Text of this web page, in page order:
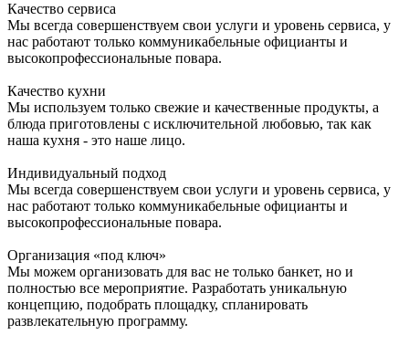
Качество сервиса
Мы всегда совершенствуем свои услуги и уровень сервиса, у
нас работают только коммуникабельные официанты и
высокопрофессиональные повара.
Качество кухни
Мы используем только свежие и качественные продукты, а
блюда приготовлены с исключительной любовью, так как
наша кухня - это наше лицо.
Индивидуальный подход
Мы всегда совершенствуем свои услуги и уровень сервиса, у
нас работают только коммуникабельные официанты и
высокопрофессиональные повара.
Организация «под ключ»
Мы можем организовать для вас не только банкет, но и
полностью все мероприятие. Разработать уникальную
концепцию, подобрать площадку, спланировать
развлекательную программу.